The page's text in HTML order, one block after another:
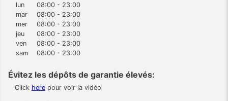
lun
08:00 - 23:00
mar
08:00 - 23:00
mer
08:00 - 23:00
jeu
08:00 - 23:00
ven
08:00 - 23:00
sam
08:00 - 23:00
Évitez les dépôts de garantie élevés:
Click herepour voir la vidéo